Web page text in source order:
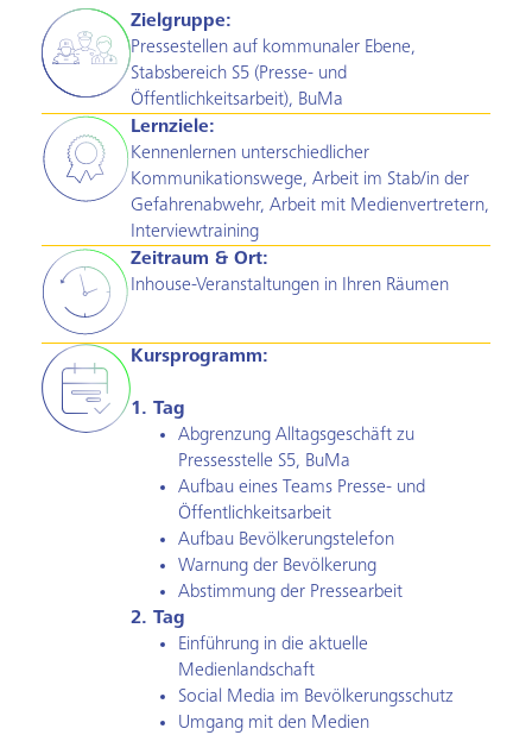
Zielgruppe:
Pressestellen auf kommunaler Ebene,
Stabsbereich S5 (Presse- und
Öffentlichkeitsarbeit), BuMa
Lernziele:
Kennenlernen unterschiedlicher
Kommunikationswege, Arbeit im Stab/in der
Gefahrenabwehr, Arbeit mit Medienvertretern,
Interviewtraining
Zeitraum & Ort:
Inhouse-Veranstaltungen in Ihren Räumen
Kursprogramm:
1. Tag
Abgrenzung Alltagsgeschäft zu
Pressesstelle S5, BuMa
Aufbau eines Teams Presse- und
Öffentlichkeitsarbeit
Aufbau Bevölkerungstelefon
Warnung der Bevölkerung
Abstimmung der Pressearbeit
2. Tag
Einführung in die aktuelle
Medienlandschaft
Social Media im Bevölkerungsschutz
Umgang mit den Medien